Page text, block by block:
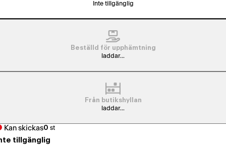
Inte tillgänglig
Beställd för upphämtning
laddar...
Från butikshyllan
laddar...
Kan skickas0 st
tillgänglig